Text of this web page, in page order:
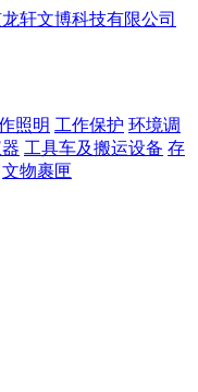
照明 工作保护 环境调
工具车及搬运设备 存
文物裹匣